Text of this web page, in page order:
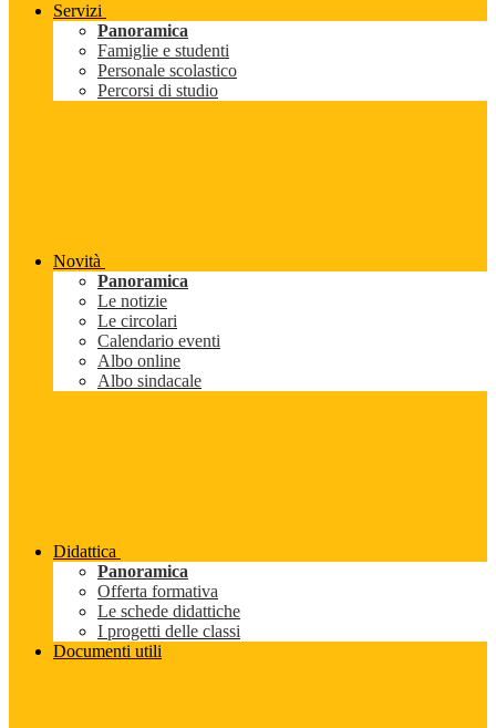
Servizi
Panoramica
Famiglie e studenti
Personale scolastico
Percorsi di studio
Novità
Panoramica
Le notizie
Le circolari
Calendario eventi
Albo online
Albo sindacale
Didattica
Panoramica
Offerta formativa
Le schede didattiche
I progetti delle classi
Documenti utili